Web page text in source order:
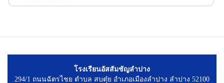
โรงเรียนอัสสัมชัญลำปาง
294/1 ถนนฉัตรไชย ตำบล สบตุ๋ย อำเภอเมืองลำปาง ลำปาง 52100